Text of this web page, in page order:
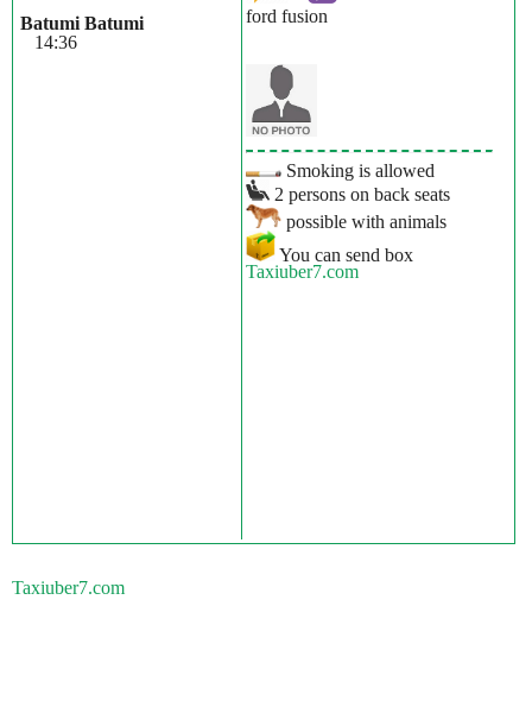
Batumi Batumi
14:36
ford fusion
Smoking is allowed
2 persons on back seats
possible with animals
You can send box
Taxiuber7.com
Taxiuber7.com